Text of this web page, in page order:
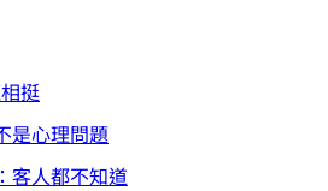
挺
是心理問題
客人都不知道